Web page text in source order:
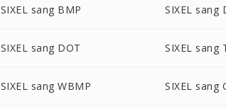
SIXEL sang BMP SIXEL sang
SIXEL sang DOT SIXEL sang
SIXEL sang WBMP SIXEL sang